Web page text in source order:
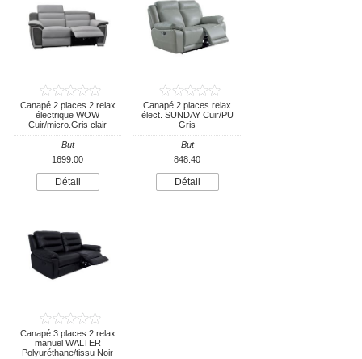
Canapé 2 places 2 relax
électrique WOW
Cuir/micro.Gris clair
But
1699.00
Détail
Canapé 2 places relax
élect. SUNDAY Cuir/PU
Gris
But
848.40
Détail
Canapé 3 places 2 relax
manuel WALTER
Polyuréthane/tissu Noir